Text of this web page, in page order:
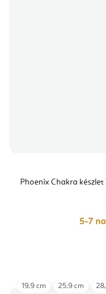
Phoenix Chakra
5-7
19,9 cm 25,9 cm